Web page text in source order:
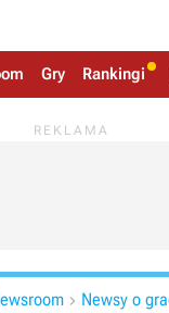
Gry Rankingi
 Newsy o